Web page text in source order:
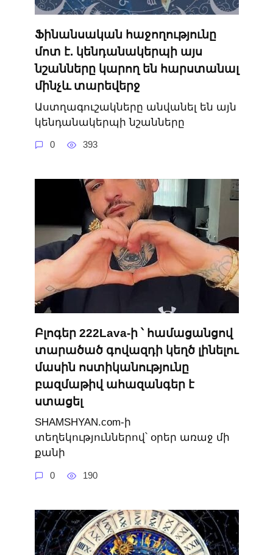
Ֆինանսական հաջողությունը
մոտ է. կենդանակերպի այս
նշանները կարող են հարստանալ
մինչև տարեվերջ
Աստղագուշակները անվանել են այն
կենդանակերպի նշանները
0 393
Բլոգեր 222Lava-ի ՝ համացանցով
տարածած գովազդի կեղծ լինելու
մասին ոստիկանությունը
բազմաթիվ ահազանգեր է
ստացել
SHAMSHYAN.com-ի
տեղեկություններով՝ օրեր առաջ մի
քանի
0 190